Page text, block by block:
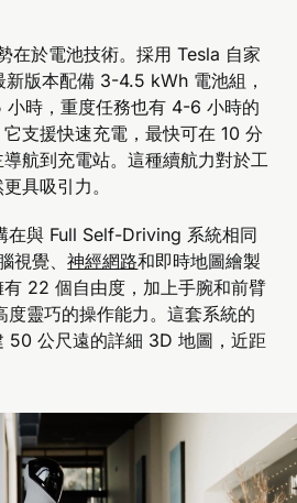
在於電池技術。採用 Tesla 自家
版本配備 3-4.5 kWh 電池組，
小時，重度任務也有 4-6 小時的
支援快速充電，最快可在 10 分
航到充電站。這種續航力對於工
具吸引力。
在與 Full Self-Driving 系統相同
視覺、神經網路和即時地圖繪製
22 個自由度，加上手腕和前臂
靈巧的操作能力。這套系統的
50 公尺遠的詳細 3D 地圖，近距